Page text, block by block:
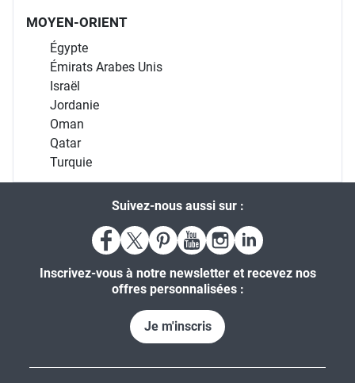
MOYEN-ORIENT
Égypte
Émirats Arabes Unis
Israël
Jordanie
Oman
Qatar
Turquie
Suivez-nous aussi sur :
Inscrivez-vous à notre newsletter et recevez nos
offres personnalisées :
Je m'inscris